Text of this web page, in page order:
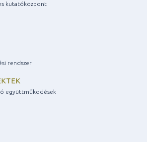
kutatóközpont
rendszer
együttműködések